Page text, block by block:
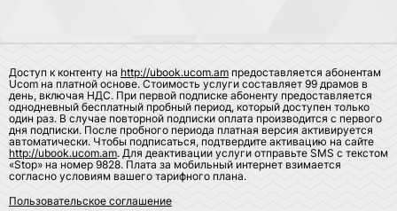
Доступ к контенту на http://ubook.ucom.am предоставляется абонентам
Ucom на платной основе. Стоимость услуги составляет 99 драмов в
день, включая НДС. При первой подписке абоненту предоставляется
однодневный бесплатный пробный период, который доступен только
один раз. В случае повторной подписки оплата производится с первого
дня подписки. После пробного периода платная версия активируется
автоматически. Чтобы подписаться, подтвердите активацию на сайте
http://ubook.ucom.am. Для деактивации услуги отправьте SMS с текстом
«Stop» на номер 9828. Плата за мобильный интернет взимается
согласно условиям вашего тарифного плана.
Пользовательское соглашение